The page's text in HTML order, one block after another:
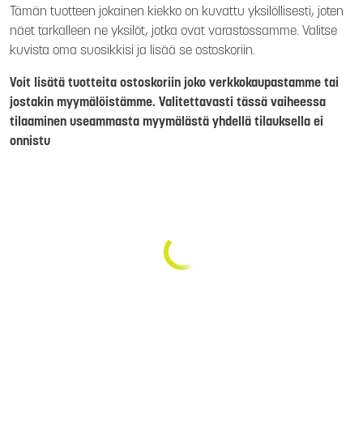
Tämän tuotteen jokainen kiekko on kuvattu yksilöllisesti, joten
näet tarkalleen ne yksilöt, jotka ovat varastossamme. Valitse
kuvista oma suosikkisi ja lisää se ostoskoriin.
Voit lisätä tuotteita ostoskoriin joko verkkokaupastamme tai
jostakin myymälöistämme. Valitettavasti tässä vaiheessa
tilaaminen useammasta myymälästä yhdellä tilauksella ei
onnistu